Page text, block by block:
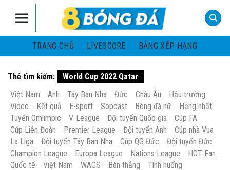
TRANG CHỦ
LIVESCORE BẢNG XẾP HẠNG
Thẻ tìm kiếm:
World Cup 2022 Qatar
Việt Nam
Anh Tây Ban Nha Đức Châu Âu
Hậu trường
Video
Kết quả E-sport Sopcast Bóng đá nữ
Hạng nhất
Tuyển Omlimpic
V-League Đội tuyển Quốc gia
Cúp FA
Cúp Liên Đoàn
Premier League Đội tuyển Anh
Cúp nhà Vua
La Liga
Đội tuyển Tây Ban Nha Cúp QG Đức
Đội tuyển Đức
Champion League
Europa League Nations League
HOT Fan
Quốc tế
Việt Nam WAGS Bàn thắng
Tình huống